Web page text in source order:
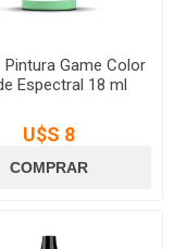
Pintura Game Color
Espectral 18 ml
U$S 8